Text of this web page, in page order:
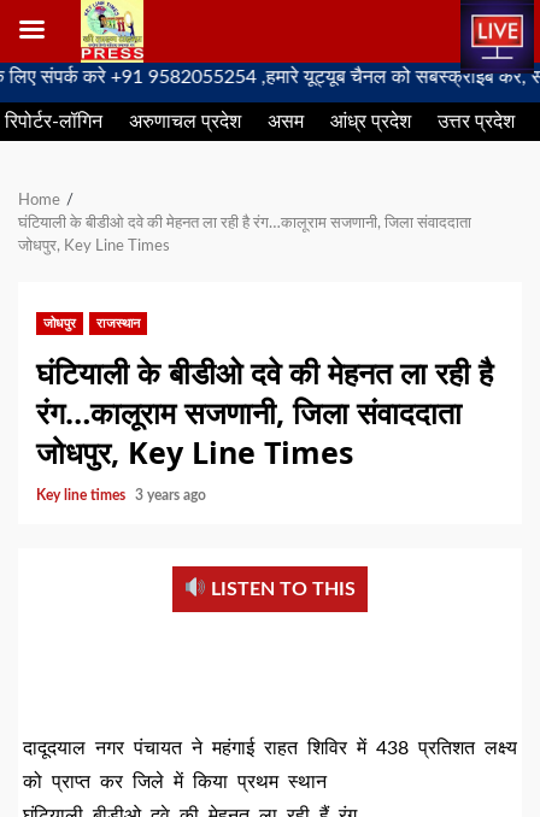
Skip
to
content
करे +91 9582055254 ,हमारे यूट्यूब चैनल को सबस्क्राइब करें, साथ मे
रिपोर्टर-लॉगिन अरुणाचल प्रदेश असम आंध्र प्रदेश उत्तर प्रदेश
Home
घंटियाली के बीडीओ दवे की मेहनत ला रही है रंग…कालूराम सजणानी, जिला संवाददाता
जोधपुर, Key Line Times
जोधपुर राजस्थान
घंटियाली के बीडीओ दवे की मेहनत ला रही है
रंग…कालूराम सजणानी, जिला संवाददाता
जोधपुर, Key Line Times
Key line times 3 years ago
LISTEN TO THIS
दादूदयाल नगर पंचायत ने महंगाई राहत शिविर में 438 प्रतिशत लक्ष्य
को प्राप्त कर जिले में किया प्रथम स्थान